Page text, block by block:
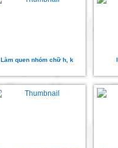
Làm quen nhóm chữ h, k